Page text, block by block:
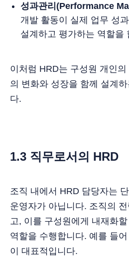
성과관리(Performance
개발 활동이 실제 업무 성
설계하고 평가하는 역할을
이처럼 HRD는 구성원 개인
의 변화와 성장을 함께 설계
다.
1.3 직무로서의 HRD
조직 내에서 HRD 담당자는
운영자가 아닙니다. 조직의
고, 이를 구성원에게 내재화
역할을 수행합니다. 예를 들
이 대표적입니다.